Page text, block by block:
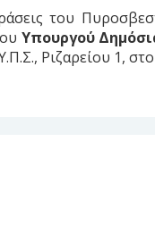
του
Υπουργού
Ριζαρείου 1,